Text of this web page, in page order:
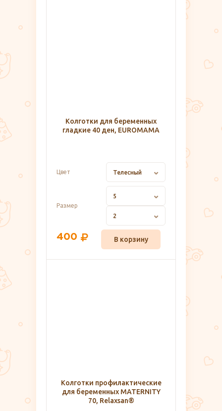
Колготки для беременных
гладкие 40 ден, EUROMAMA
Цвет Телесный
Размер
5
2
400 В корзину
Колготки профилактические
для беременных MATERNITY
70, Relaxsan®